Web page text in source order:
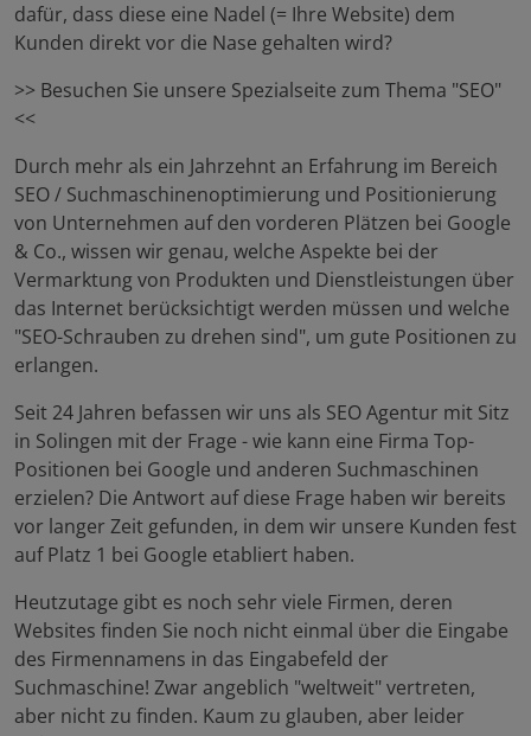
dafür, dass diese eine Nadel (= Ihre Website) dem
Kunden direkt vor die Nase gehalten wird?
>> Besuchen Sie unsere Spezialseite zum Thema "SEO"
<<
Durch mehr als ein Jahrzehnt an Erfahrung im Bereich
SEO / Suchmaschinenoptimierung und Positionierung
von Unternehmen auf den vorderen Plätzen bei Google
& Co., wissen wir genau, welche Aspekte bei der
Vermarktung von Produkten und Dienstleistungen über
das Internet berücksichtigt werden müssen und welche
"SEO-Schrauben zu drehen sind", um gute Positionen zu
erlangen.
Seit 24 Jahren befassen wir uns als SEO Agentur mit Sitz
in Solingen mit der Frage - wie kann eine Firma Top-
Positionen bei Google und anderen Suchmaschinen
erzielen? Die Antwort auf diese Frage haben wir bereits
vor langer Zeit gefunden, in dem wir unsere Kunden fest
auf Platz 1 bei Google etabliert haben.
Heutzutage gibt es noch sehr viele Firmen, deren
Websites finden Sie noch nicht einmal über die Eingabe
des Firmennamens in das Eingabefeld der
Suchmaschine! Zwar angeblich "weltweit" vertreten,
aber nicht zu finden. Kaum zu glauben, aber leider